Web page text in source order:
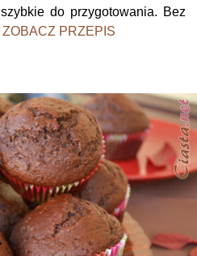
do przygotowania. Bez
ZOBACZ PRZEPIS